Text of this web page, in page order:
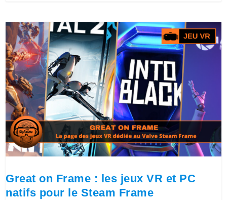
Great on Frame : les jeux VR et PC
natifs pour le Steam Frame